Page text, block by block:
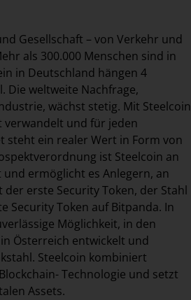
Gesellschaft – von Verkehr und
als 300.000 Menschen sind in
in Deutschland hängen 4
Die weltweite Nachfrage,
wächst stetig. Mit Steelcoin
verwandelt und für jeden
steht ein realer Wert in Form von
ist Steelcoin an
ermöglicht es Anlegern, an
erste Security Token, der Stahl
Security Token auf Bitpanda. In
Möglichkeit, in den
Österreich entwickelt und
Steelcoin kombiniert
Technologie und setzt
Assets.